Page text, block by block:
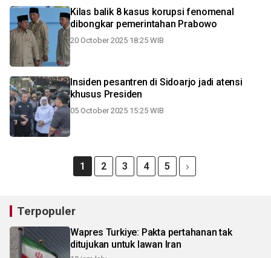
Kilas balik 8 kasus korupsi fenomenal
dibongkar pemerintahan Prabowo
20 October 2025 18:25 WIB
Insiden pesantren di Sidoarjo jadi atensi
khusus Presiden
05 October 2025 15:25 WIB
1 2 3 4 5
Terpopuler
Wapres Turkiye: Pakta pertahanan tak
ditujukan untuk lawan Iran